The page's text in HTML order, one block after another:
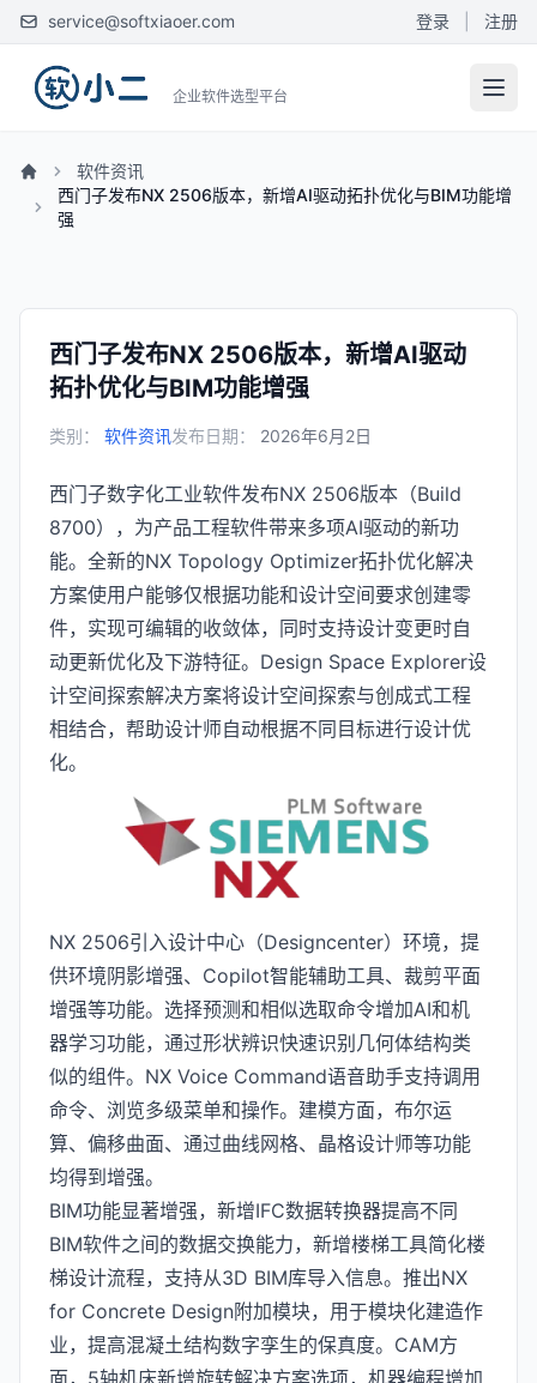
service@softxiaoer.com 登录 注册
企业软件选型平台
软件资讯
西门子发布NX 2506版本，新增AI驱动拓扑优化与BIM功能增
强
西门子发布NX 2506版本，新增AI驱动
拓扑优化与BIM功能增强
类别： 软件资讯发布日期： 2026年6月2日
西门子数字化工业软件发布NX 2506版本（Build
8700），为产品工程软件带来多项AI驱动的新功
能。全新的NX Topology Optimizer拓扑优化解决
方案使用户能够仅根据功能和设计空间要求创建零
件，实现可编辑的收敛体，同时支持设计变更时自
动更新优化及下游特征。Design Space Explorer设
计空间探索解决方案将设计空间探索与创成式工程
相结合，帮助设计师自动根据不同目标进行设计优
化。
NX 2506引入设计中心（Designcenter）环境，提
供环境阴影增强、Copilot智能辅助工具、裁剪平面
增强等功能。选择预测和相似选取命令增加AI和机
器学习功能，通过形状辨识快速识别几何体结构类
似的组件。NX Voice Command语音助手支持调用
命令、浏览多级菜单和操作。建模方面，布尔运
算、偏移曲面、通过曲线网格、晶格设计师等功能
均得到增强。
BIM功能显著增强，新增IFC数据转换器提高不同
BIM软件之间的数据交换能力，新增楼梯工具简化楼
梯设计流程，支持从3D BIM库导入信息。推出NX
for Concrete Design附加模块，用于模块化建造作
业，提高混凝土结构数字孪生的保真度。CAM方
面，5轴机床新增旋转解决方案选项，机器编程增加